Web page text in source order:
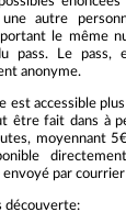
autre
portant le même
pass. Le pass,
anonyme.
est accessible
être fait dans à
moyennant
par courrier
découverte: